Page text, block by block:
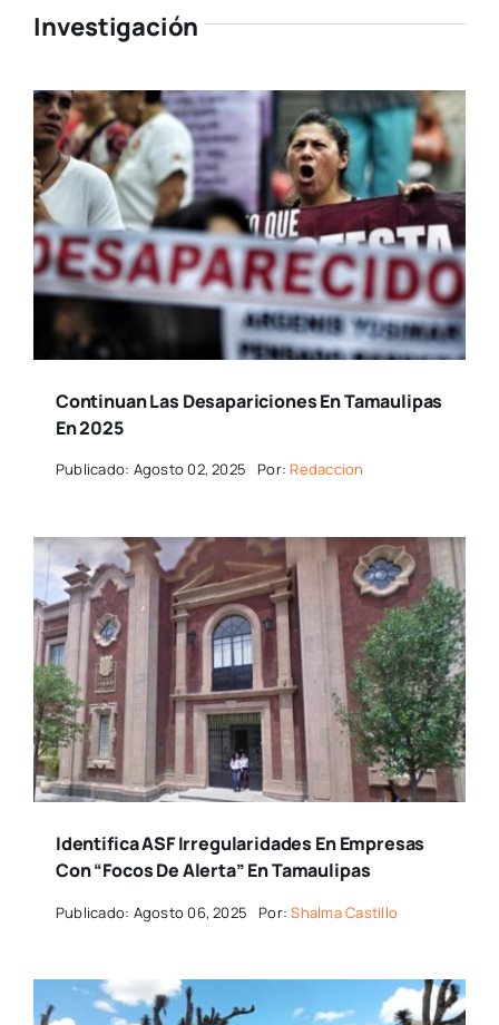
Investigación
Continuan Las Desapariciones En Tamaulipas
En 2025
Publicado: Agosto 02, 2025 Por: Redaccion
Identifica ASF Irregularidades En Empresas
Con “focos De Alerta” En Tamaulipas
Publicado: Agosto 06, 2025 Por:Shalma Castillo